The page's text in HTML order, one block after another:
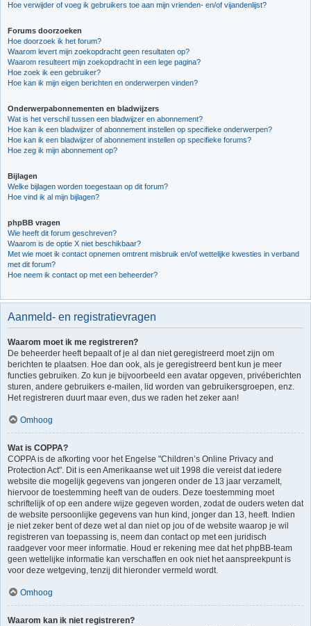
Hoe verwijder of voeg ik gebruikers toe aan mijn vrienden- en/of vijandenlijst?
Forums doorzoeken
Hoe doorzoek ik het forum?
Waarom levert mijn zoekopdracht geen resultaten op?
Waarom resulteert mijn zoekopdracht in een lege pagina?
Hoe zoek ik een gebruiker?
Hoe kan ik mijn eigen berichten en onderwerpen vinden?
Onderwerpabonnementen en bladwijzers
Wat is het verschil tussen een bladwijzer en abonnement?
Hoe kan ik een bladwijzer of abonnement instellen op specifieke onderwerpen?
Hoe kan ik een bladwijzer of abonnement instellen op specifieke forums?
Hoe zeg ik mijn abonnement op?
Bijlagen
Welke bijlagen worden toegestaan op dit forum?
Hoe vind ik al mijn bijlagen?
phpBB vragen
Wie heeft dit forum geschreven?
Waarom is de optie X niet beschikbaar?
Met wie moet ik contact opnemen omtrent misbruik en/of wettelijke kwesties in verband
met dit forum?
Hoe neem ik contact op met een beheerder?
Aanmeld- en registratievragen
Waarom moet ik me registreren?
De beheerder heeft bepaalt of je al dan niet geregistreerd moet zijn om
berichten te plaatsen. Hoe dan ook, als je geregistreerd bent kun je meer
functies gebruiken. Zo kun je bijvoorbeeld een avatar opgeven, privéberichten
sturen, andere gebruikers e-mailen, lid worden van gebruikersgroepen, enz.
Het registreren duurt maar even, dus we raden het zeker aan!
Omhoog
Wat is COPPA?
COPPA is de afkorting voor het Engelse "Children’s Online Privacy and
Protection Act". Dit is een Amerikaanse wet uit 1998 die vereist dat iedere
website die mogelijk gegevens van jongeren onder de 13 jaar verzamelt,
hiervoor de toestemming heeft van de ouders. Deze toestemming moet
schriftelijk of op een andere wijze gegeven worden, zodat de ouders weten dat
de website persoonlijke gegevens van hun kind, jonger dan 13, heeft. Indien
je niet zeker bent of deze wet al dan niet op jou of de website waarop je wil
registreren van toepassing is, neem dan contact op met een juridisch
raadgever voor meer informatie. Houd er rekening mee dat het phpBB-team
geen wettelijke informatie kan verschaffen en ook niet het aanspreekpunt is
voor deze wetgeving, tenzij dit hieronder vermeld wordt.
Omhoog
Waarom kan ik niet registreren?